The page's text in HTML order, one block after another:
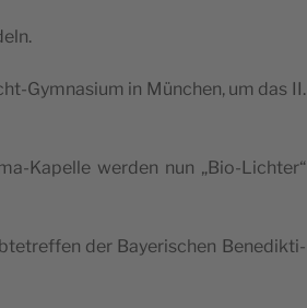
Gym­na­si­um in Mün­chen, um das II.
Kapel­le wer­den nun „Bio-Lich­ter“
der Baye­ri­schen Bene­dik­ti­